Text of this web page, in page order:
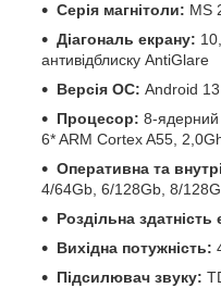
Серія магнітоли: MS
Діагональ екрану:
антивідблиску AntiGlare
Версія ОС: Android 13
Процесор: 8-
6* ARM Cortex A55,
Оперативна та
4/64Gb, 6/128Gb, 8/
Роздільна здатність
Вихідна потужність:
Підсилювач звуку: